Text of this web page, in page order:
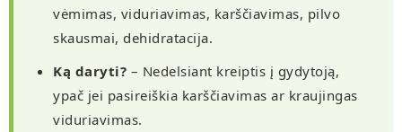
vėmimas, viduriavimas, karščiavimas, pilvo
skausmai, dehidratacija.
Ką daryti? – Nedelsiant kreiptis į gydytoją,
ypač jei pasireiškia karščiavimas ar kraujingas
viduriavimas.